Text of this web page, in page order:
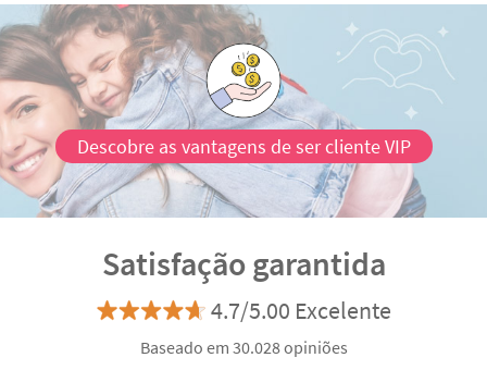
Descobre as vantagens de ser cliente VIP
Satisfação garantida
4.7/5.00 Excelente
Baseado em 30.028 opiniões